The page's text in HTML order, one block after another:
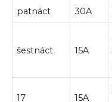
patnáct 30A
šestnáct 15A
17 15A